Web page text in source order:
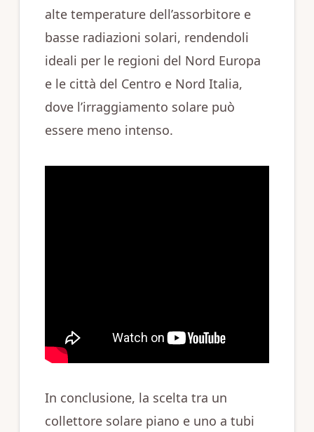
alte temperature dell’assorbitore e
basse radiazioni solari, rendendoli
ideali per le regioni del Nord Europa
e le città del Centro e Nord Italia,
dove l’irraggiamento solare può
essere meno intenso.
In conclusione, la scelta tra un
collettore solare piano e uno a tubi